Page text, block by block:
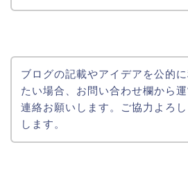
ブログの記載やアイデアを公的
たい場合、お問い合わせ欄から
連絡お願いします。ご協力よろ
します。